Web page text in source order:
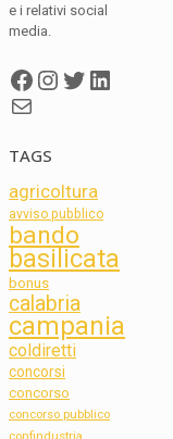
e i relativi social
media.
Facebook
Instagram
Twitter
LinkedIn
Mail
TAGS
agricoltura
avviso pubblico
bando
basilicata
bonus
calabria
campania
coldiretti
concorsi
concorso
concorso pubblico
confindustria